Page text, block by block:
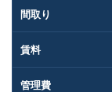
間取り
賃料
管理費